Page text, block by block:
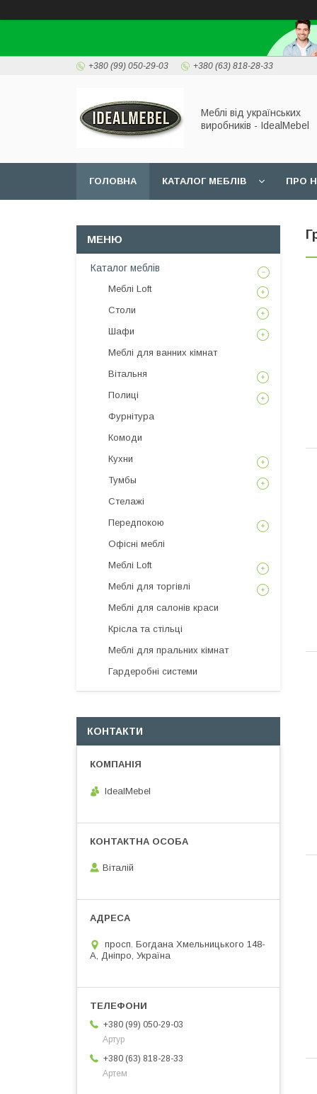
+380 (99) 050-29-03 +380 (63) 818-28-33
Меблі від українських
виробників - IdealMebel
ГОЛОВНА КАТАЛОГ МЕБЛІВ ПРО
Каталог меблів
Меблі Loft
Столи
Шафи
Меблі для ванних кімнат
Вітальня
Полиці
Фурнітура
Комоди
Кухни
Тумбы
Стелажі
Передпокою
Офісні меблі
Меблі Loft
Меблі для торгівлі
Меблі для салонів краси
Крісла та стільці
Меблі для пральних кімнат
Гардеробні системи
КОНТАКТИ
IdealMebel
Віталій
просп. Богдана Хмельницького 148-
А, Дніпро, Україна
+380 (99) 050-29-03
Артур
+380 (63) 818-28-33
Артем